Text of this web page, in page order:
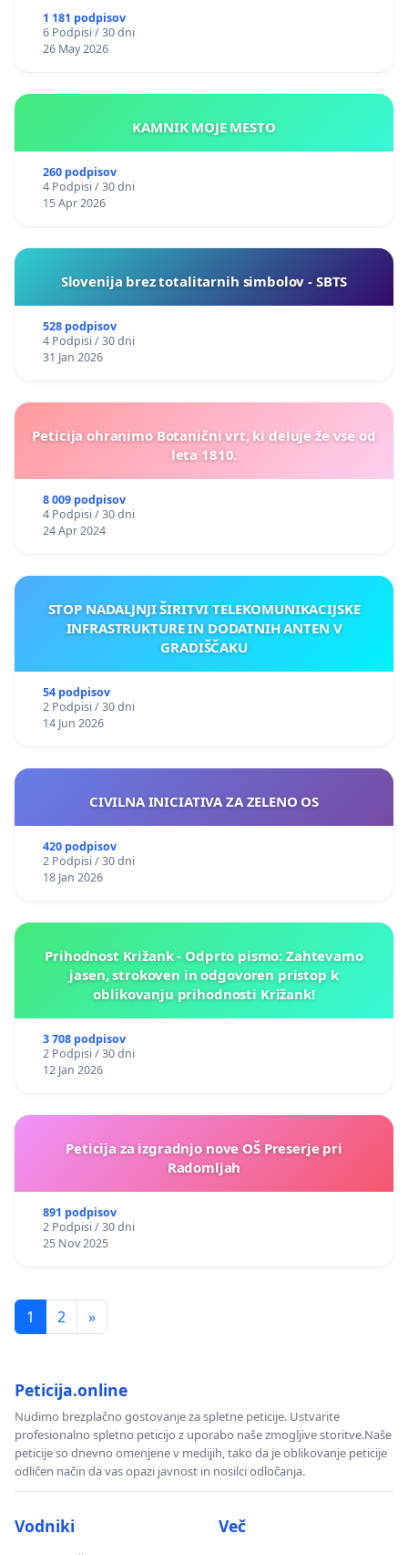
1 181 podpisov
6 Podpisi / 30 dni
26 May 2026
KAMNIK MOJE MESTO
260 podpisov
4 Podpisi / 30 dni
15 Apr 2026
Slovenija brez totalitarnih simbolov - SBTS
528 podpisov
4 Podpisi / 30 dni
31 Jan 2026
Peticija ohranimo Botanični vrt, ki deluje že vse od
leta 1810.
8 009 podpisov
4 Podpisi / 30 dni
24 Apr 2024
STOP NADALJNJI ŠIRITVI TELEKOMUNIKACIJSKE
INFRASTRUKTURE IN DODATNIH ANTEN V
GRADIŠČAKU
54 podpisov
2 Podpisi / 30 dni
14 Jun 2026
CIVILNA INICIATIVA ZA ZELENO OS
420 podpisov
2 Podpisi / 30 dni
18 Jan 2026
Prihodnost Križank - Odprto pismo: Zahtevamo
jasen, strokoven in odgovoren pristop k
oblikovanju prihodnosti Križank!
3 708 podpisov
2 Podpisi / 30 dni
12 Jan 2026
Peticija za izgradnjo nove OŠ Preserje pri
Radomljah
891 podpisov
2 Podpisi / 30 dni
25 Nov 2025
1 2 »
Peticija.online
Nudimo brezplačno gostovanje za spletne peticije. Ustvarite
profesionalno spletno peticijo z uporabo naše zmogljive storitve.Naše
peticije so dnevno omenjene v medijih, tako da je oblikovanje peticije
odličen način da vas opazi javnost in nosilci odločanja.
Vodniki Več